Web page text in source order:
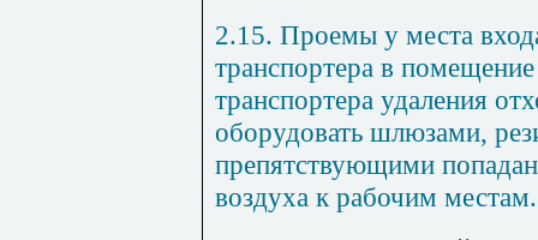
2.15. Проемы у места
транспортера в
транспортера удаления
оборудовать шлюзами,
препятствующими
воздуха к рабочим местам.